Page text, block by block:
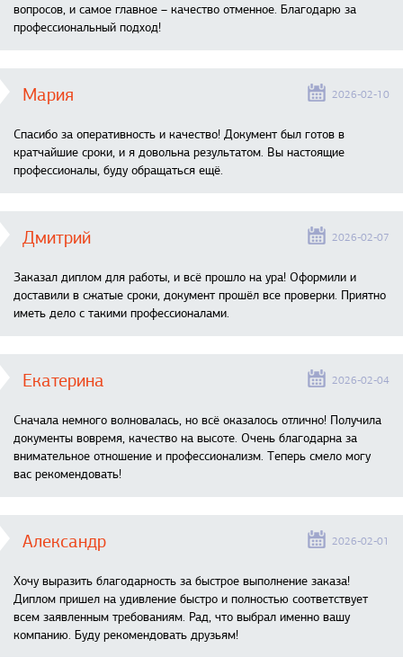
вопросов, и самое главное – качество отменное. Благодарю за
профессиональный подход!
Мария 2026-02-10
Спасибо за оперативность и качество! Документ был готов в
кратчайшие сроки, и я довольна результатом. Вы настоящие
профессионалы, буду обращаться ещё.
Дмитрий 2026-02-07
Заказал диплом для работы, и всё прошло на ура! Оформили и
доставили в сжатые сроки, документ прошёл все проверки. Приятно
иметь дело с такими профессионалами.
Екатерина 2026-02-04
Сначала немного волновалась, но всё оказалось отлично! Получила
документы вовремя, качество на высоте. Очень благодарна за
внимательное отношение и профессионализм. Теперь смело могу
вас рекомендовать!
Александр 2026-02-01
Хочу выразить благодарность за быстрое выполнение заказа!
Диплом пришел на удивление быстро и полностью соответствует
всем заявленным требованиям. Рад, что выбрал именно вашу
компанию. Буду рекомендовать друзьям!